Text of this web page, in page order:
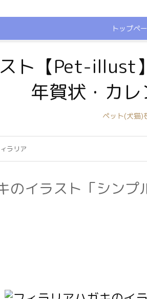
トップペ
ト【Pet-illust
年賀状・カ
ペット(犬猫)
ラリア
のイラスト「シンプ